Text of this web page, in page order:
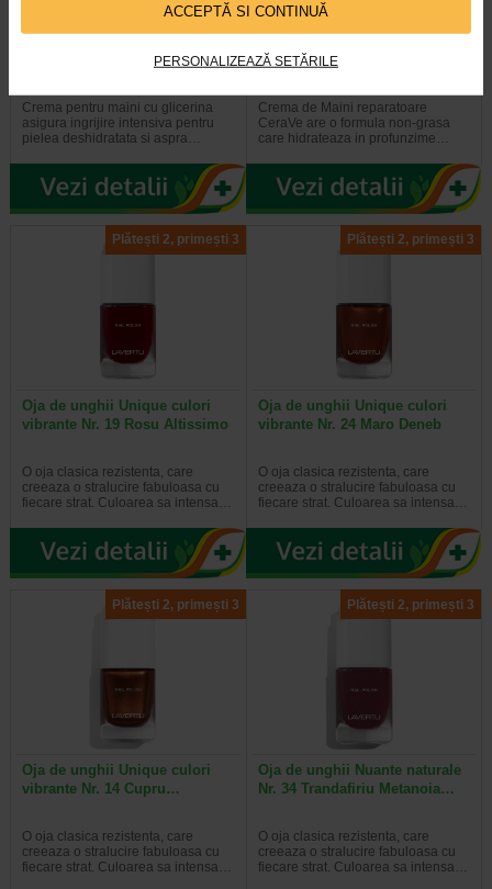
ACCEPTĂ SI CONTINUĂ
PERSONALIZEAZĂ SETĂRILE
Crema pentru maini cu glicerina
asigura ingrijire intensiva pentru
pielea deshidratata si aspra…
pentru maini, 50 ml
Crema de Maini reparatoare
CeraVe are o formula non-grasa
care hidrateaza in profunzime…
Plătești 2, primești 3
Oja de unghii Unique culori
vibrante Nr. 19 Rosu Altissimo
O oja clasica rezistenta, care
creeaza o stralucire fabuloasa cu
fiecare strat. Culoarea sa intensa…
Plătești 2, primești 3
Oja de unghii Unique culori
vibrante Nr. 24 Maro Deneb
O oja clasica rezistenta, care
creeaza o stralucire fabuloasa cu
fiecare strat. Culoarea sa intensa…
Plătești 2, primești 3
Oja de unghii Unique culori
vibrante Nr. 14 Cupru…
O oja clasica rezistenta, care
creeaza o stralucire fabuloasa cu
fiecare strat. Culoarea sa intensa…
Plătești 2, primești 3
Oja de unghii Nuante naturale
Nr. 34 Trandafiriu Metanoia…
O oja clasica rezistenta, care
creeaza o stralucire fabuloasa cu
fiecare strat. Culoarea sa intensa…